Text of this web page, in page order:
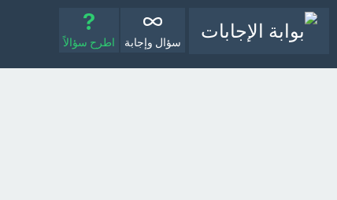
سؤال وإجابة اطرح سؤالاً